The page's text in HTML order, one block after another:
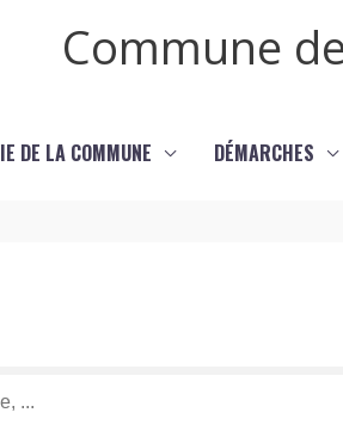
Commune
DE LA COMMUNE DÉMARCHES